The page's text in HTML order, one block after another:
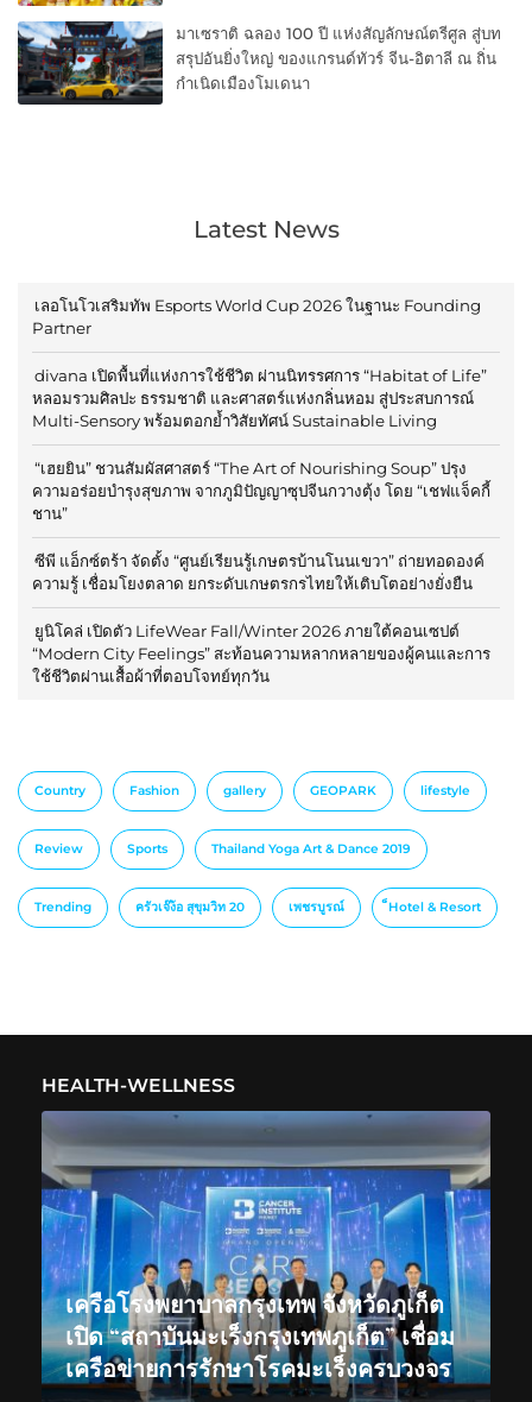
มาเซราติ ฉลอง 100 ปี แห่งสัญลักษณ์ตรีศูล สู่บท
สรุปอันยิ่งใหญ่ ของแกรนด์ทัวร์ จีน-อิตาลี ณ ถิ่น
กำเนิดเมืองโมเดนา
Latest News
เลอโนโวเสริมทัพ Esports World Cup 2026 ในฐานะ Founding
Partner
divana เปิดพื้นที่แห่งการใช้ชีวิต ผ่านนิทรรศการ “Habitat of Life”
หลอมรวมศิลปะ ธรรมชาติ และศาสตร์แห่งกลิ่นหอม สู่ประสบการณ์
Multi-Sensory พร้อมตอกย้ำวิสัยทัศน์ Sustainable Living
“เฮยยิน” ชวนสัมผัสศาสตร์ “The Art of Nourishing Soup” ปรุง
ความอร่อยบำรุงสุขภาพ จากภูมิปัญญาซุปจีนกวางตุ้ง โดย “เชฟแจ็คกี้
ชาน”
ซีพี แอ็กซ์ตร้า จัดตั้ง “ศูนย์เรียนรู้เกษตรบ้านโนนเขวา” ถ่ายทอดองค์
ความรู้ เชื่อมโยงตลาด ยกระดับเกษตรกรไทยให้เติบโตอย่างยั่งยืน
ยูนิโคล่ เปิดตัว LifeWear Fall/Winter 2026 ภายใต้คอนเซปต์
“Modern City Feelings” สะท้อนความหลากหลายของผู้คนและการ
ใช้ชีวิตผ่านเสื้อผ้าที่ตอบโจทย์ทุกวัน
Country Fashion gallery GEOPARK lifestyle
Review Sports Thailand Yoga Art & Dance 2019
Trending ครัวเจ๊ง้อ สุขุมวิท 20 เพชรบูรณ์ ็Hotel & Resort
HEALTH-WELLNESS
เครือโรงพยาบาลกรุงเทพ จังหวัดภูเก็ต
เปิด “สถาบันมะเร็งกรุงเทพภูเก็ต” เชื่อม
เครือข่ายการรักษาโรคมะเร็งครบวงจร